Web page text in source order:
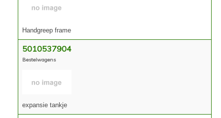
Handgreep frame
5010537904
Bestelwagens
expansie tankje